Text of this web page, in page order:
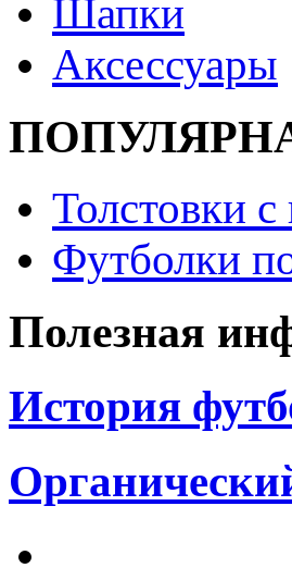
Шапки
Аксессуары
Толстовки
Футболки
Полезная
История